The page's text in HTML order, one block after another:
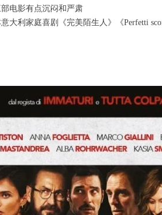
电影有点沉闷和严肃
大利家庭喜剧《完美陌生人》《Perfetti